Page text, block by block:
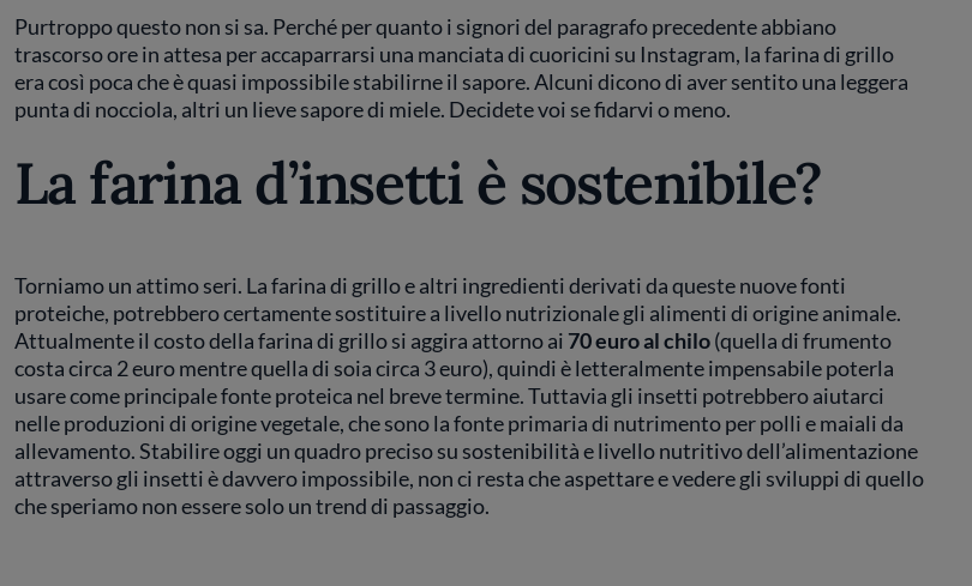
Purtroppo questo non si sa. Perché per quanto i signori del paragrafo precedente abbiano
trascorso ore in attesa per accaparrarsi una manciata di cuoricini su Instagram, la farina di grillo
era così poca che è quasi impossibile stabilirne il sapore. Alcuni dicono di aver sentito una leggera
punta di nocciola, altri un lieve sapore di miele. Decidete voi se fidarvi o meno.
La farina d’insetti è sostenibile?
Torniamo un attimo seri. La farina di grillo e altri ingredienti derivati da queste nuove fonti
proteiche, potrebbero certamente sostituire a livello nutrizionale gli alimenti di origine animale.
Attualmente il costo della farina di grillo si aggira attorno ai 70 euro al chilo(quella di frumento
costa circa 2 euro mentre quella di soia circa 3 euro), quindi è letteralmente impensabile poterla
usare come principale fonte proteica nel breve termine. Tuttavia gli insetti potrebbero aiutarci
nelle produzioni di origine vegetale, che sono la fonte primaria di nutrimento per polli e maiali da
allevamento. Stabilire oggi un quadro preciso su sostenibilità e livello nutritivo dell’alimentazione
attraverso gli insetti è davvero impossibile, non ci resta che aspettare e vedere gli sviluppi di quello
che speriamo non essere solo un trend di passaggio.